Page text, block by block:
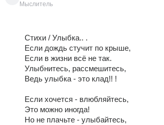
Мыслитель
Стихи / Улыбка.. .
Если дождь стучит по крыше,
Если в жизни всё не так.
Улыбнитесь, рассмешитесь,
Ведь улыбка - это клад!! !
Если хочется - влюбляйтесь,
Это можно иногда!
Но не плачьте - улыбайтесь,